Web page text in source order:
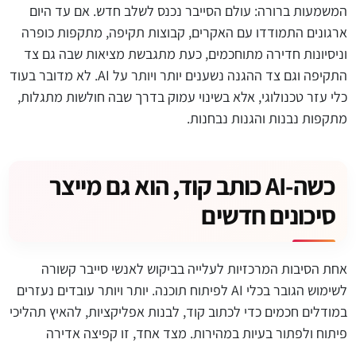
המשמעות ברורה: עולם הסייבר נכנס לשלב חדש. אם עד היום
ארגונים התמודדו עם האקרים, קבוצות תקיפה, מתקפות כופרה
וניסיונות חדירה מתוחכמים, כעת מתגבשת מציאות שבה גם צד
התקיפה וגם צד ההגנה נשענים יותר ויותר על AI. לא מדובר בעוד
כלי עזר טכנולוגי, אלא בשינוי עמוק בדרך שבה חולשות מתגלות,
מתקפות נבנות והגנות נבחנות.
כשה-AI כותב קוד, הוא גם מייצר
סיכונים חדשים
אחת הסיבות המרכזיות לעלייה בביקוש לאנשי סייבר קשורה
לשימוש הגובר בכלי AI לפיתוח תוכנה. יותר ויותר עובדים נעזרים
במודלים חכמים כדי לכתוב קוד, לבנות אפליקציות, להאיץ תהליכי
פיתוח ולפתור בעיות במהירות. מצד אחד, זו קפיצה אדירה